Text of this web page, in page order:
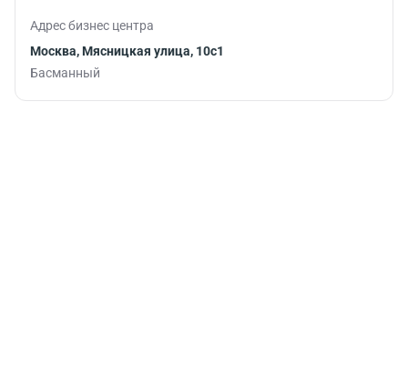
Адрес бизнес центра
Москва, Мясницкая улица, 10с1
Басманный